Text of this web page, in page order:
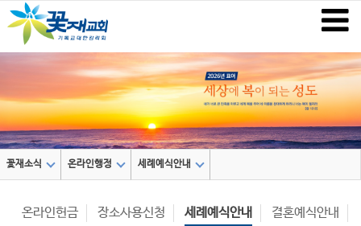
꽃재소식 온라인행정 세례예식안내
온라인헌금 장소사용신청 세례예식안내
결혼예식안내